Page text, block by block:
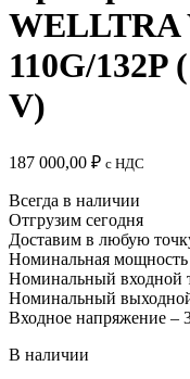
WELLTRA
110G/132P
V)
187 000,00 ₽ c НДС
Всегда в наличии
Отгрузим сегодня
Доставим в любую
Номинальная
Номинальный входной
Номинальный
Входное напряжение –
В наличии